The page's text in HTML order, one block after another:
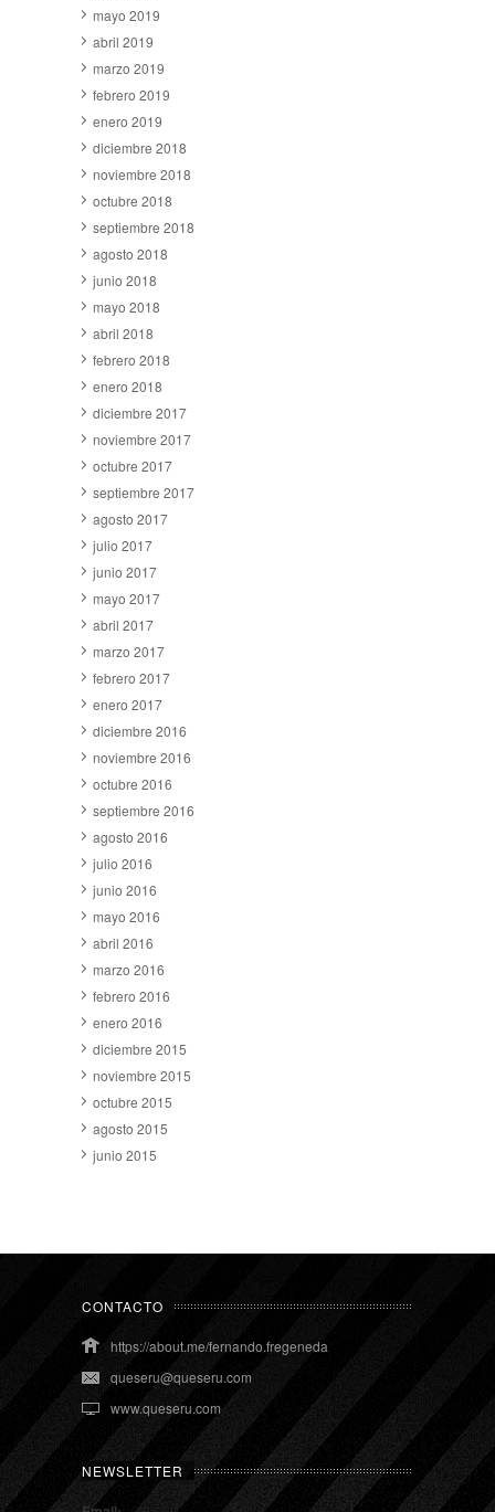
mayo 2019
abril 2019
marzo 2019
febrero 2019
enero 2019
diciembre 2018
noviembre 2018
octubre 2018
septiembre 2018
agosto 2018
junio 2018
mayo 2018
abril 2018
febrero 2018
enero 2018
diciembre 2017
noviembre 2017
octubre 2017
septiembre 2017
agosto 2017
julio 2017
junio 2017
mayo 2017
abril 2017
marzo 2017
febrero 2017
enero 2017
diciembre 2016
noviembre 2016
octubre 2016
septiembre 2016
agosto 2016
julio 2016
junio 2016
mayo 2016
abril 2016
marzo 2016
febrero 2016
enero 2016
diciembre 2015
noviembre 2015
octubre 2015
agosto 2015
junio 2015
CONTACTO
https://about.me/fernando.fregeneda
queseru@queseru.com
www.queseru.com
NEWSLETTER